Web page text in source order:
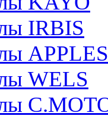
IRBIS
WELS